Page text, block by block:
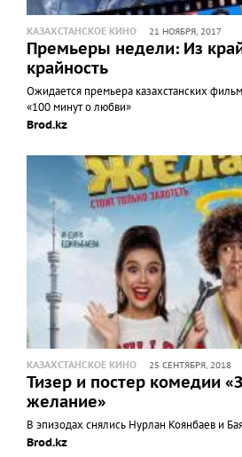
КАЗАХСТАНСКОЕ КИНО 21 НОЯБРЯ, 2017
Премьеры недели: Из
крайность
Ожидается премьера казахстанских
«100 минут о любви»
Brod.kz
КАЗАХСТАНСКОЕ КИНО 25 СЕНТЯБРЯ, 2018
Тизер и постер комедии
желание»
В эпизодах снялись Нурлан Коянбаев и
Brod.kz